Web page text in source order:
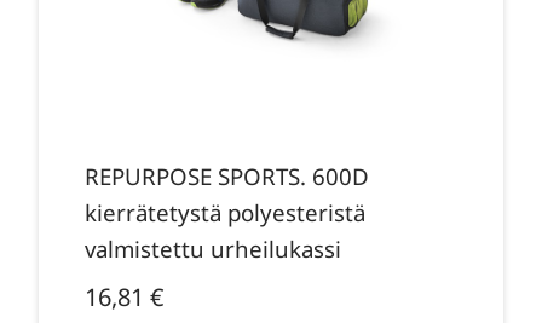
REPURPOSE SPORTS. 600D
kierrätetystä polyesteristä
valmistettu urheilukassi
16,81 €